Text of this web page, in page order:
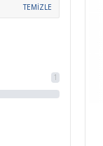
TEMİZLE
1